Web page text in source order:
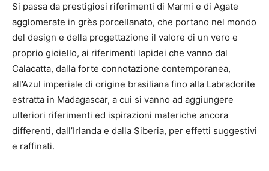
Si passa da prestigiosi riferimenti di Marmi e di Agate
agglomerate in grès porcellanato, che portano nel mondo
del design e della progettazione il valore di un vero e
proprio gioiello, ai riferimenti lapidei che vanno dal
Calacatta, dalla forte connotazione contemporanea,
all’Azul imperiale di origine brasiliana fino alla Labradorite
estratta in Madagascar, a cui si vanno ad aggiungere
ulteriori riferimenti ed ispirazioni materiche ancora
differenti, dall’Irlanda e dalla Siberia, per effetti suggestivi
e raffinati.